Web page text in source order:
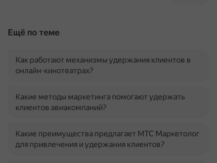
Ещё по теме
Как работают механизмы удержания клиентов в
онлайн-кинотеатрах?
Какие методы маркетинга помогают удержать
клиентов авиакомпаний?
Какие преимущества предлагает МТС Маркетолог
для привлечения и удержания клиентов?